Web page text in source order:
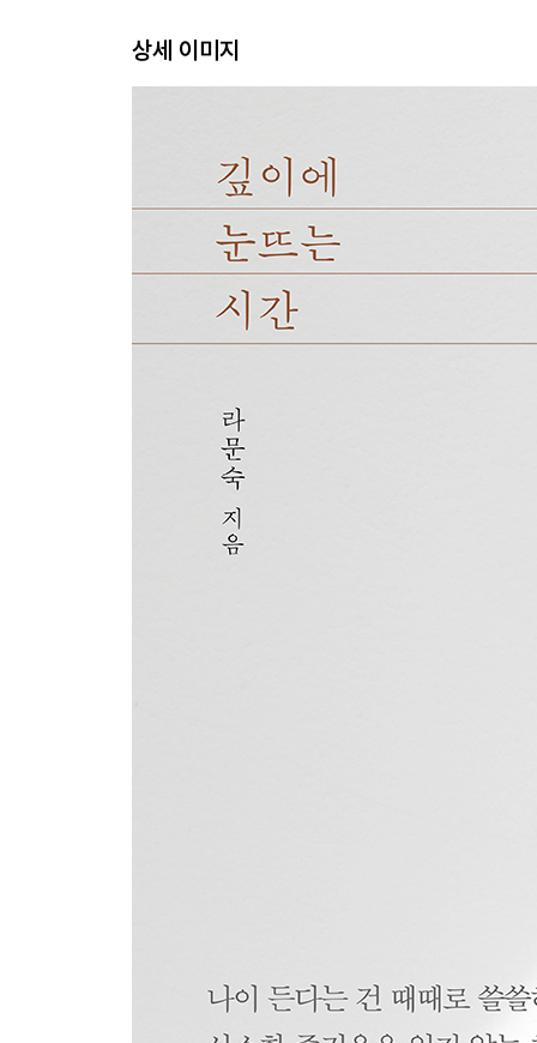
마당을 가장 좋아합니다
일단 문을 열고 나가면
하루치 면역력을 키우는 곳
오늘 비, 내일 맑음
파슬리는 샐러드에, 계절은 화분에
구근을 심는 건 한 해를 심는 일
크리스마스로즈에게 배운 것
상세 이미지